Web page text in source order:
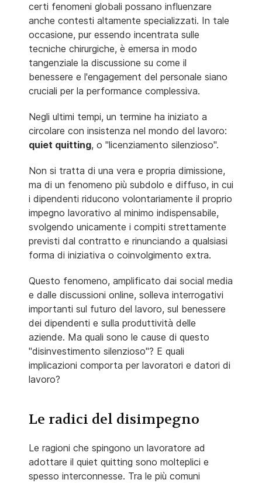
certi fenomeni globali possano influenzare
anche contesti altamente specializzati. In tale
occasione, pur essendo incentrata sulle
tecniche chirurgiche, è emersa in modo
tangenziale la discussione su come il
benessere e l'engagement del personale siano
cruciali per la performance complessiva.
Negli ultimi tempi, un termine ha iniziato a
circolare con insistenza nel mondo del lavoro:
quiet quitting, o "licenziamento silenzioso".
Non si tratta di una vera e propria dimissione,
ma di un fenomeno più subdolo e diffuso, in cui
i dipendenti riducono volontariamente il proprio
impegno lavorativo al minimo indispensabile,
svolgendo unicamente i compiti strettamente
previsti dal contratto e rinunciando a qualsiasi
forma di iniziativa o coinvolgimento extra.
Questo fenomeno, amplificato dai social media
e dalle discussioni online, solleva interrogativi
importanti sul futuro del lavoro, sul benessere
dei dipendenti e sulla produttività delle
aziende. Ma quali sono le cause di questo
"disinvestimento silenzioso"? E quali
implicazioni comporta per lavoratori e datori di
lavoro?
Le radici del disimpegno
Le ragioni che spingono un lavoratore ad
adottare il quiet quitting sono molteplici e
spesso interconnesse. Tra le più comuni